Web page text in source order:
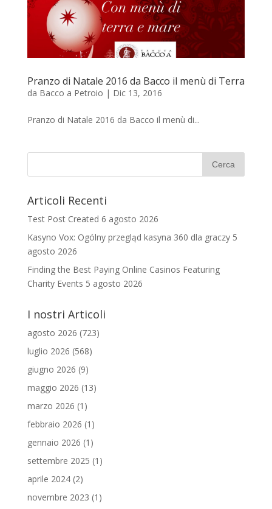
Pranzo di Natale 2016 da Bacco il menù di Terra
da Bacco a Petroio | Dic 13, 2016
Pranzo di Natale 2016 da Bacco il menù di...
Articoli Recenti
Test Post Created 6 agosto 2026
Kasyno Vox: Ogólny przegląd kasyna 360 dla graczy 5
agosto 2026
Finding the Best Paying Online Casinos Featuring
Charity Events 5 agosto 2026
I nostri Articoli
agosto 2026 (723)
luglio 2026 (568)
giugno 2026 (9)
maggio 2026 (13)
marzo 2026 (1)
febbraio 2026 (1)
gennaio 2026 (1)
settembre 2025 (1)
aprile 2024(2)
novembre 2023 (1)